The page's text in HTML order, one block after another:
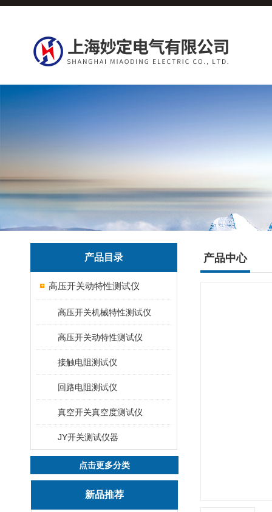
产品目录
高压开关动特性测试仪
高压开关机械特性测试仪
高压开关动特性测试仪
接触电阻测试仪
回路电阻测试仪
真空开关真空度测试仪
JY开关测试仪器
点击更多分类
新品推荐
产品中心